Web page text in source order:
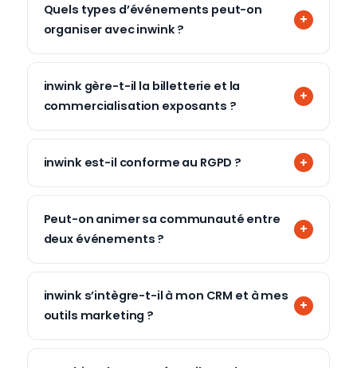
Quels types d’événements peut-on
organiser avec inwink ?
inwink gère-t-il la billetterie et la
commercialisation exposants ?
inwink est-il conforme au RGPD ?
Peut-on animer sa communauté entre
deux événements ?
inwink s’intègre-t-il à mon CRM et à mes
outils marketing ?